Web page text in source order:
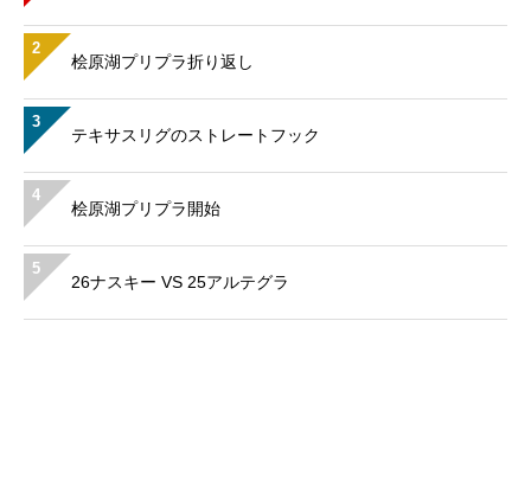
2
桧原湖プリプラ折り返し
3
テキサスリグのストレートフック
4
桧原湖プリプラ開始
5
26ナスキー VS 25アルテグラ